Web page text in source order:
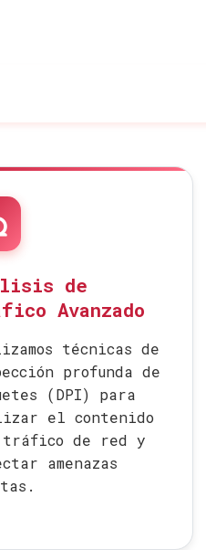
de
Avanzado
técnicas de
profunda de
(DPI) para
el contenido
de red y
amenazas